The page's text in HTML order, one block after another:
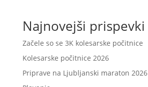
Najnovejši prispevki
Začele so se 3K kolesarske počitnice
Kolesarske počitnice 2026
Priprave na Ljubljanski maraton 2026